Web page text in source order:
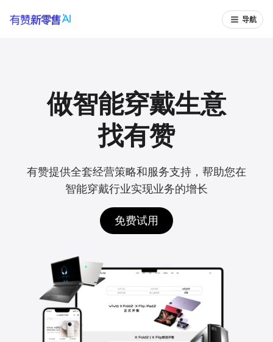
导航
做智能穿戴生意
找有赞
有赞提供全套经营策略和服务支持，帮助您在
智能穿戴行业实现业务的增长
免费试用